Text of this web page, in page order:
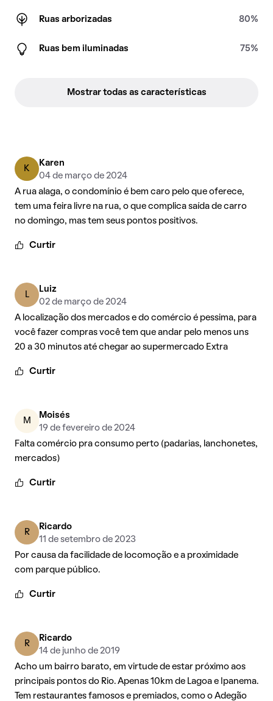
Ruas arborizadas 80%
Ruas bem iluminadas 75%
Mostrar todas as características
K
Karen
04 de março de 2024
A rua alaga, o condomínio é bem caro pelo que oferece,
tem uma feira livre na rua, o que complica saída de carro
no domingo, mas tem seus pontos positivos.
Curtir
L
Luiz
02 de março de 2024
A localização dos mercados e do comércio é pessima, para
você fazer compras você tem que andar pelo menos uns
20 a 30 minutos até chegar ao supermercado Extra
Curtir
M
Moisés
19 de fevereiro de 2024
Falta comércio pra consumo perto (padarias, lanchonetes,
mercados)
Curtir
R
Ricardo
11 de setembro de 2023
Por causa da facilidade de locomoção e a proximidade
com parque público.
Curtir
R
Ricardo
14 de junho de 2019
Acho um bairro barato, em virtude de estar próximo aos
principais pontos do Rio. Apenas 10km de Lagoa e Ipanema.
Tem restaurantes famosos e premiados, como o Adegão